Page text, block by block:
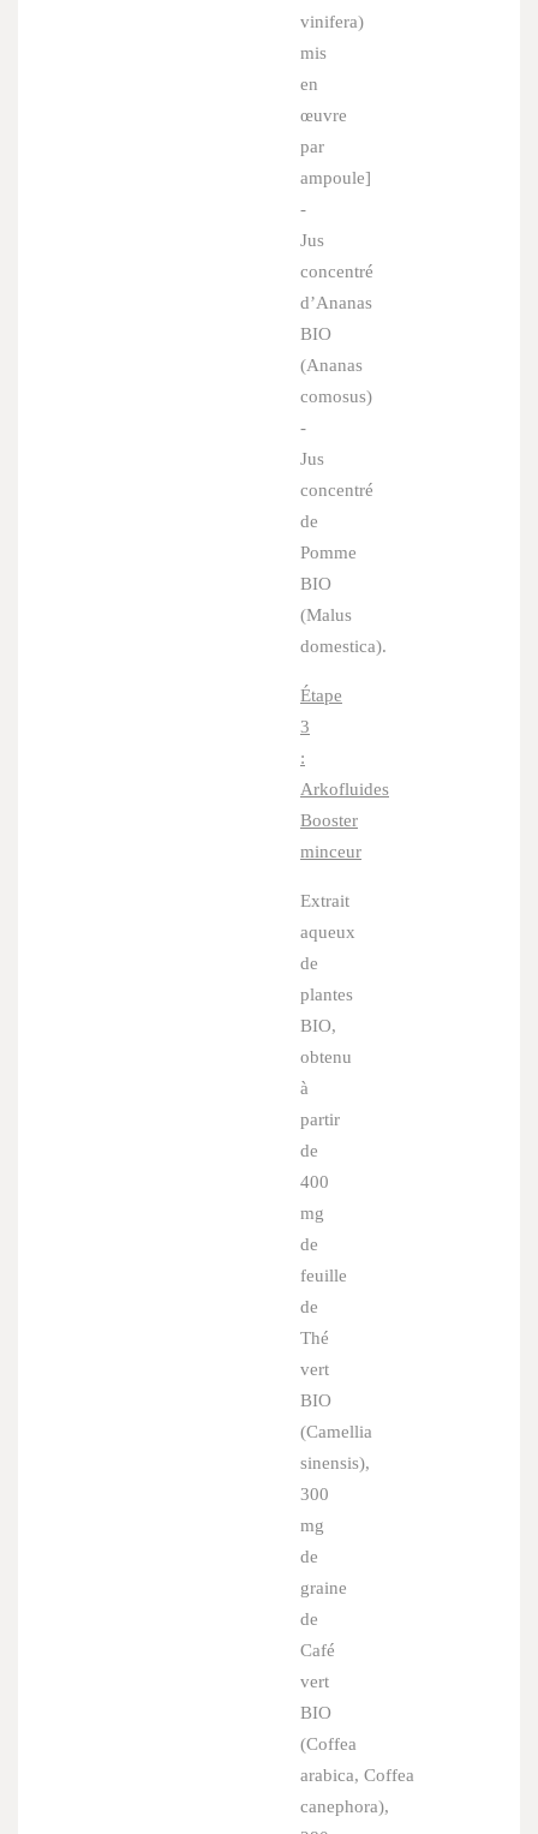
vinifera)
mis
en
œuvre
par
ampoule]
-
Jus
concentré
d’Ananas
BIO
(Ananas
comosus)
-
Jus
concentré
de
Pomme
BIO
(Malus
domestica).
Étape
3
:
Arkofluides
Booster
minceur
Extrait
aqueux
de
plantes
BIO,
obtenu
à
partir
de
400
mg
de
feuille
de
Thé
vert
BIO
(Camellia
sinensis),
300
mg
de
graine
de
Café
vert
BIO
(Coffea
arabica, Coffea
canephora),